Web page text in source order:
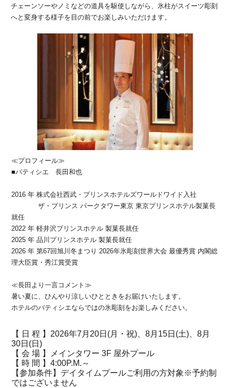
チェーンソーやノミなどの道具を駆使しながら、氷柱がスイーツ彫刻
へと変身する様子を目の前でお楽しみいただけます。
≪プロフィール≫
■パティシエ 長田和也
2016 年 株式会社西武・プリンスホテルズワールドワイド入社
ザ・プリンス パークタワー東京 東京プリンスホテル製菓長
就任
2022 年 軽井沢プリンスホテル 製菓長就任
2025 年 品川プリンスホテル 製菓長就任
2026 年 第67回旭川冬まつり 2026年氷彫刻世界大会 最優秀賞 内閣総
理大臣賞・秀江賞受賞
≪長田より一言コメント≫
暑い夏に、ひんやり涼しいひとときをお届けいたします。
ホテルのパティシエならではの氷彫刻をお楽しみください。
【 日 程 】2026年7月20日(月・祝)、8月15日(土)、8月
30日(日)
【 会 場 】メインタワー 3F 屋外プール
【 時 間 】4:00P.M.～
【参加条件】デイタイムプールご利用の方対象※予約制
ではございません